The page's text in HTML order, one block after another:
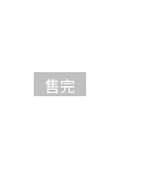
售完